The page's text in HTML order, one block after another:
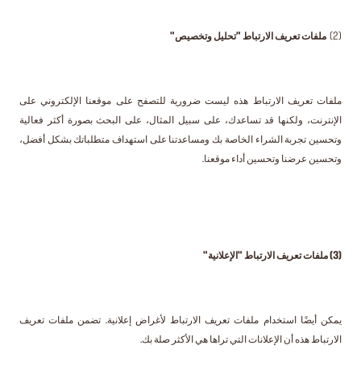
(2) ملفات تعريف الارتباط "تحليل وتخصيص"
ملفات تعريف الارتباط هذه ليست ضرورية للتصفح على موقعنا الإلكتروني على
الإنترنت، ولكنها قد تساعدك، على سبيل المثال، على البحث بصورة أكثر فعالية
وتحسين تجربة الشراء الخاصة بك ومساعدتنا على استهداف متطلباتك بشكل أفضل،
وتحسين عرضنا وتحسين أداء موقعنا.
(3) ملفات تعريف الارتباط "الإعلانية"
يمكن أيضًا استخدام ملفات تعريف الارتباط لأغراض إعلانية. تضمن ملفات تعريف
الارتباط هذه أن الإعلانات التي تراها هي الأكثر صلة بك.